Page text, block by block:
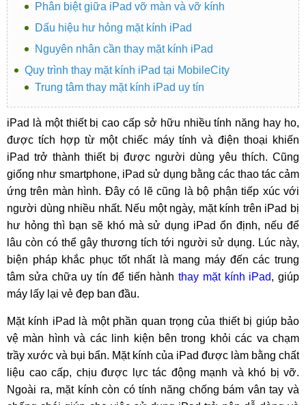
Phân biệt giữa iPad vỡ màn và vỡ kính
Dấu hiệu hư hỏng mặt kính iPad
Nguyên nhân cần thay mặt kính iPad
Quy trình thay mặt kính iPad tại MobileCity
Trung tâm thay mặt kính iPad uy tín
iPad là một thiết bị cao cấp sở hữu nhiều tính năng hay ho,
được tích hợp từ một chiếc máy tính và điện thoại khiến
iPad trở thành thiết bị được người dùng yêu thích. Cũng
giống như smartphone, iPad sử dụng bằng các thao tác cảm
ứng trên màn hình. Đây có lẽ cũng là bộ phận tiếp xúc với
người dùng nhiều nhất. Nếu một ngày, mặt kính trên iPad bị
hư hỏng thì bạn sẽ khó mà sử dụng iPad ổn định, nếu để
lâu còn có thể gây thương tích tới người sử dụng. Lúc này,
biện pháp khắc phục tốt nhất là mang máy đến các trung
tâm sửa chữa uy tín để tiến hành thay mặt kính iPad, giúp
máy lấy lại vẻ đẹp ban đầu.
Mặt kính iPad là một phần quan trọng của thiết bị giúp bảo
vệ màn hình và các linh kiện bên trong khỏi các va chạm
trầy xước và bụi bẩn. Mặt kính của iPad được làm bằng chất
liệu cao cấp, chịu được lực tác động mạnh và khó bị vỡ.
Ngoài ra, mặt kính còn có tính năng chống bám vân tay và